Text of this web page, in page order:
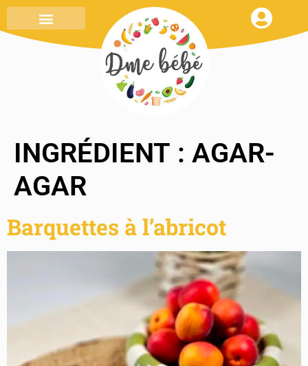
INGRÉDIENT : AGAR-
AGAR
Barquettes à l’abricot